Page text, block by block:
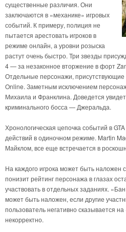
существенные различия. Они
заключаются в «механике» игровых
событий. К примеру, полиция не
пытается арестовать игроков в
режиме онлайн, а уровни розыска
растут очень быстро. Три звезды
4 — за незаконное вторжение в форт
Отдельные персонажи, присутствующие
Online. Заметным исключением
Михаила и Франклина. Доведется
криминального босса — Джеральда.
Хронологическая цепочка событий в
действий в одиночном режиме. Martin
Майклом, все еще встречается в
На каждого игрока может быть наложен
понизит рейтинг персонажа в глазах
участвовать в отдельных заданиях.
может быть наложен, если другие
пользователь негативно сказывается
некорректно.